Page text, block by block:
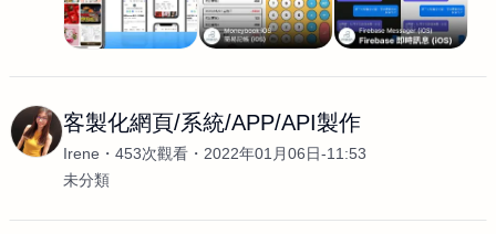
客製化網頁/系統/APP/API製作
Irene 453次觀看
2022年01月06日-11:53
未分類